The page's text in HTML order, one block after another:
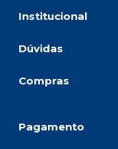
Institucional
Dúvidas
Compras
Pagamento